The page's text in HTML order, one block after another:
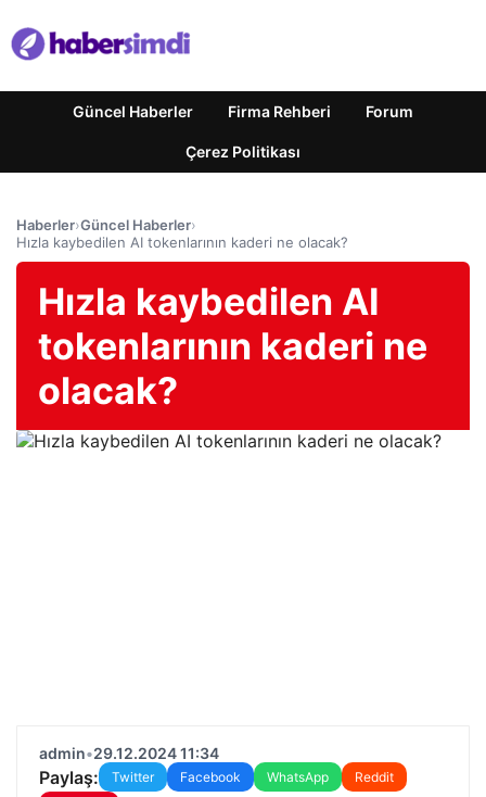
Güncel Haberler Firma Rehberi Forum
Çerez Politikası
Haberler›Güncel Haberler›
Hızla kaybedilen AI tokenlarının kaderi ne olacak?
Hızla kaybedilen AI
tokenlarının kaderi ne
olacak?
admin•29.12.2024 11:34
Paylaş: Twitter Facebook WhatsApp
Reddit